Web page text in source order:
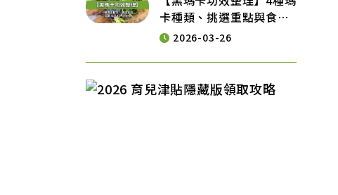
卡種類、挑選重點與食用
須知一次掌握
2026-03-26